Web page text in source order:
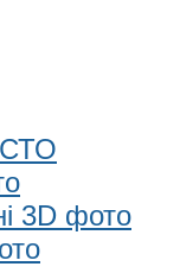
3D фото